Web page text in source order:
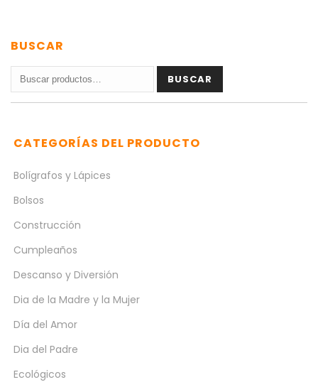
BUSCAR
Buscar
por:
BUSCAR
CATEGORÍAS DEL PRODUCTO
Bolígrafos y Lápices
Bolsos
Construcción
Cumpleaños
Descanso y Diversión
Dia de la Madre y la Mujer
Día del Amor
Dia del Padre
Ecológicos